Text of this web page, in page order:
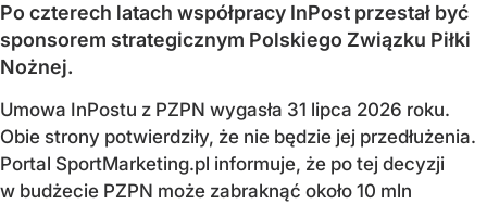
Po czterech latach współpracy InPost przestał być
sponsorem strategicznym Polskiego Związku Piłki
Nożnej.
Umowa InPostu z PZPN wygasła 31 lipca 2026 roku.
Obie strony potwierdziły, że nie będzie jej przedłużenia.
Portal SportMarketing.pl informuje, że po tej decyzji
w budżecie PZPN może zabraknąć około 10 mln